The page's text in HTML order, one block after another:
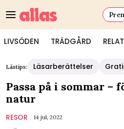
LIVSÖDEN TRÄDGÅRD
Lästips: Läsarberättelser
Passa på i sommar –
natur
RESOR 14 jul, 2022